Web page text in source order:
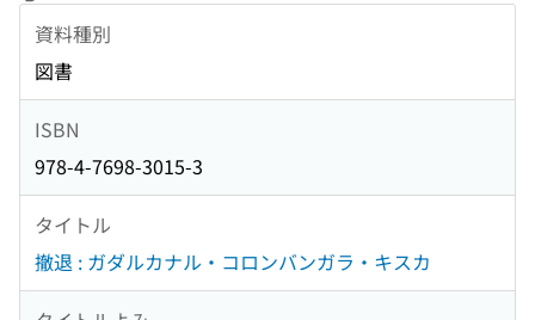
資料種別
図書
ISBN
978-4-7698-3015-3
タイトル
撤退 : ガダルカナル・コロンバンガラ・キスカ